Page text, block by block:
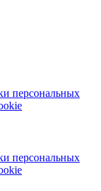
персональных
персональных